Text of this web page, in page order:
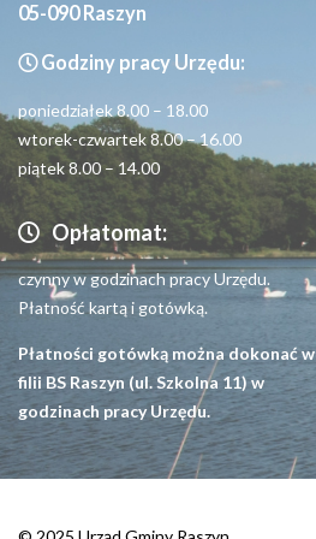
05-090 Raszyn
Godziny pracy Urzędu:
poniedziałek 8.00 – 18.00
wtorek-czwartek 8.00 – 16.00
piątek 8.00 – 14.00
Opłatomat:
czynny w godzinach pracy Urzędu.
Płatność kartą i gotówką.
Płatności gotówką można dokonać w
filii BS Raszyn (ul. Szkolna 11) w
godzinach pracy Urzędu.